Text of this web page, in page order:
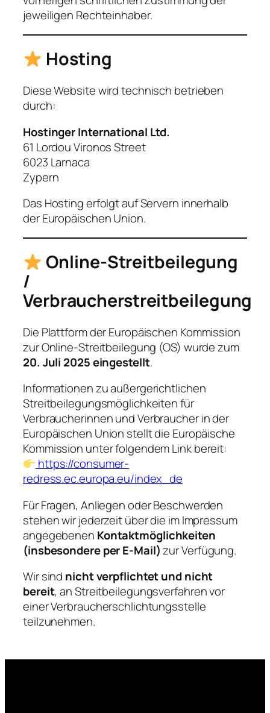
jeweiligen Rechteinhaber.
Hosting
Diese Website wird technisch betrieben
durch:
Hostinger International Ltd.
61 Lordou Vironos Street
6023 Larnaca
Zypern
Das Hosting erfolgt auf Servern innerhalb
der Europäischen Union.
Online-Streitbeilegung
/
Verbraucherstreitbeilegung
Die Plattform der Europäischen Kommission
zur Online-Streitbeilegung (OS) wurde zum
20. Juli 2025 eingestellt.
Informationen zu außergerichtlichen
Streitbeilegungsmöglichkeiten für
Verbraucherinnen und Verbraucher in der
Europäischen Union stellt die Europäische
Kommission unter folgendem Link bereit:
https://consumer-
redress.ec.europa.eu/index_de
Für Fragen, Anliegen oder Beschwerden
stehen wir jederzeit über die im Impressum
angegebenen Kontaktmöglichkeiten
(insbesondere per E-Mail)zur Verfügung.
Wir sind nicht verpflichtet und nicht
bereit, an Streitbeilegungsverfahren vor
einer Verbraucherschlichtungsstelle
teilzunehmen.